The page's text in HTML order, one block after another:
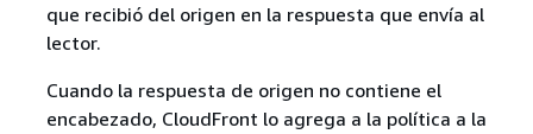
que recibió del origen en la respuesta que envía al
lector.
Cuando la respuesta de origen no contiene el
encabezado, CloudFront lo agrega a la política a la